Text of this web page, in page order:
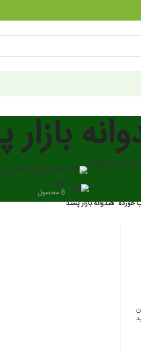
کش ارگانیک
نهال
8 محصول
“هندوانه بازار پسند”